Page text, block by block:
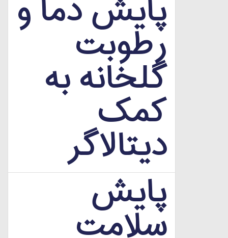
پایش دما و
رطوبت
گلخانه به
کمک
دیتالاگر
پایش